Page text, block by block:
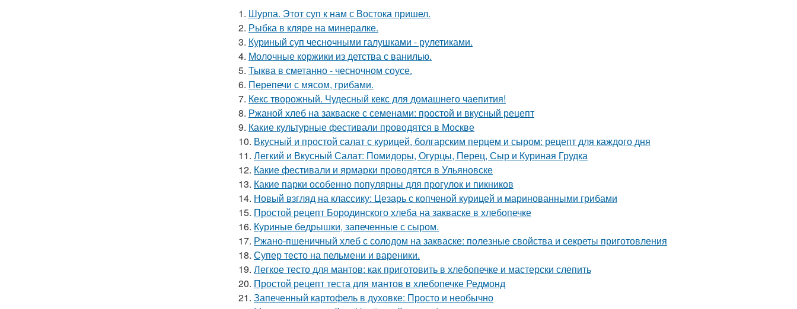
1. Шурпа. Этот суп к нам с Востока пришел.
2. Рыбка в кляре на минералке.
3. Куриный суп чесночными галушками - рулетиками.
4. Молочные коржики из детства с ванилью.
5. Тыква в сметанно - чесночном соусе.
6. Перепечи с мясом, грибами.
7. Кекс творожный. Чудесный кекс для домашнего чаепития!
8. Ржаной хлеб на закваске с семенами: простой и вкусный рецепт
9. Какие культурные фестивали проводятся в Москве
10. Вкусный и простой салат с курицей, болгарским перцем и сыром: рецепт для каждого дня
11. Легкий и Вкусный Салат: Помидоры, Огурцы, Перец, Сыр и Куриная Грудка
12. Какие фестивали и ярмарки проводятся в Ульяновске
13. Какие парки особенно популярны для прогулок и пикников
14. Новый взгляд на классику: Цезарь с копченой курицей и маринованными грибами
15. Простой рецепт Бородинского хлеба на закваске в хлебопечке
16. Куриные бедрышки, запеченные с сыром.
17. Ржано-пшеничный хлеб с солодом на закваске: полезные свойства и секреты приготовления
18. Супер тесто на пельмени и вареники.
19. Легкое тесто для мантов: как приготовить в хлебопечке и мастерски слепить
20. Простой рецепт теста для мантов в хлебопечке Редмонд
21. Запеченный картофель в духовке: Просто и необычно